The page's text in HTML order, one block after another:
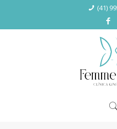
(41)